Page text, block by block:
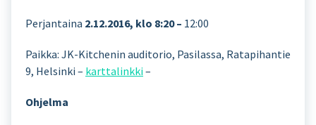
Perjantaina 2.12.2016, klo 8:20 – 12:00
Paikka: JK-Kitchenin auditorio, Pasilassa, Ratapihantie
9, Helsinki – karttalinkki–
Ohjelma